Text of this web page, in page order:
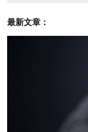
最新文章：